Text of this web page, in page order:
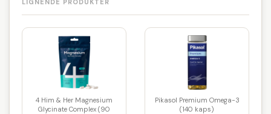
LIGNENDE PRODUKTER
4 Him & Her Magnesium
Glycinate Complex (90
Pikasol Premium Omega-3
(140 kaps)